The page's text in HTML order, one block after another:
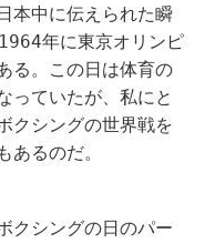
本中に伝えられた瞬
年に東京オリンピ
る。この日は体育の
っていたが、私にと
クシングの世界戦を
あるのだ。
クシングの日のパー